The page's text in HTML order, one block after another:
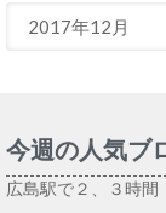
今週の人気ブ
広島駅で２、３時